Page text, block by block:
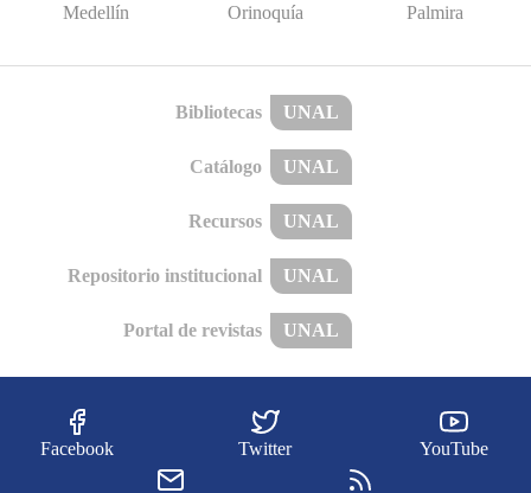
Medellín Orinoquía Palmira
Bibliotecas UNAL
Catálogo UNAL
Recursos UNAL
Repositorio institucional UNAL
Portal de revistas UNAL
Facebook Twitter YouTube